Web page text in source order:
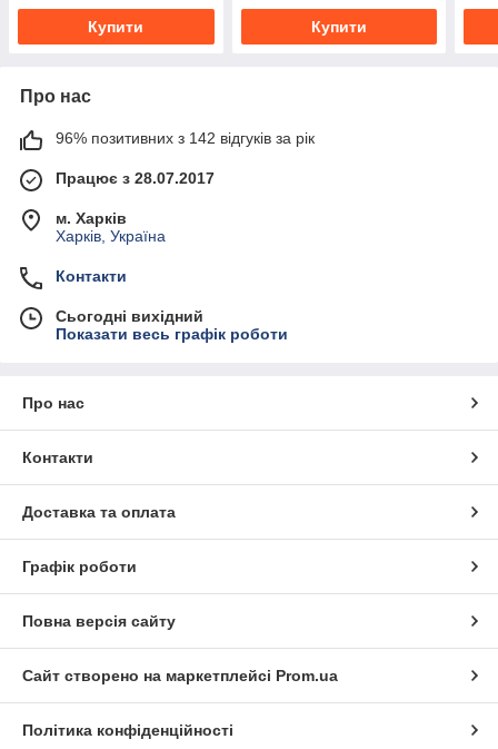
Купити Купити
Про нас
96% позитивних з 142 відгуків за рік
Працює з 28.07.2017
м. Харків
Харків, Україна
Контакти
Сьогодні вихідний
Показати весь графік роботи
Про нас
Контакти
Доставка та оплата
Графік роботи
Повна версія сайту
Сайт створено на маркетплейсі Prom.ua
Політика конфіденційності